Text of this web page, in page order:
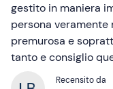
gestito in maniera
persona
premurosa e
tanto e consiglio
Recensito da